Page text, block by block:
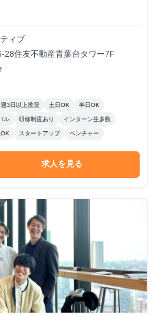
ィブ
28住友不動産青葉台タワー7F
週3日以上推奨 土日OK 半日OK
ル 研修制度あり インターン生多数
スタートアップ ベンチャー
求人を見る